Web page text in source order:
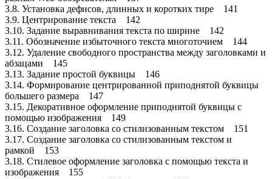
3.8. Установка дефисов, длинных и коротких тире 141
3.9. Центрирование текста 142
3.10. Задание выравнивания текста по ширине 142
3.11. Обозначение избыточного текста многоточием 144
3.12. Удаление свободного пространства между заголовками и
абзацами 145
3.13. Задание простой буквицы 146
3.14. Формирование центрированной приподнятой буквицы
большего размера 147
3.15. Декоративное оформление приподнятой буквицы с
помощью изображения 149
3.16. Создание заголовка со стилизованным текстом 151
3.17. Создание заголовка со стилизованным текстом и
рамкой 153
3.18. Стилевое оформление заголовка с помощью текста и
изображения 155